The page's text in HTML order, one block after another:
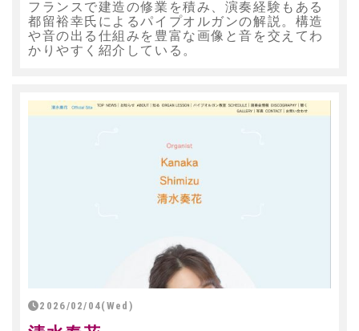
フランスで建造の修業を積み、演奏経験もある
都留裕幸氏によるパイプオルガンの解説。構造
や音の出る仕組みを豊富な画像と音を交えてわ
かりやすく紹介している。
2026/02/04(Wed)